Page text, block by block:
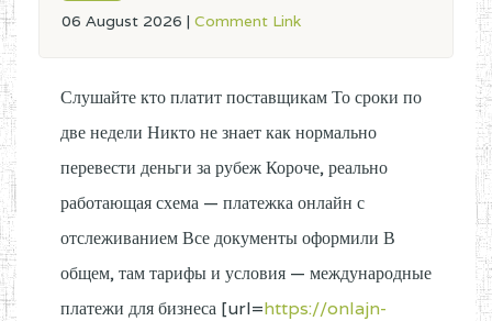
06 August 2026 | Comment Link
Слушайте кто платит поставщикам То сроки по
две недели Никто не знает как нормально
перевести деньги за рубеж Короче, реально
работающая схема — платежка онлайн с
отслеживанием Все документы оформили В
общем, там тарифы и условия — международные
платежи для бизнеса [url=https://onlajn-